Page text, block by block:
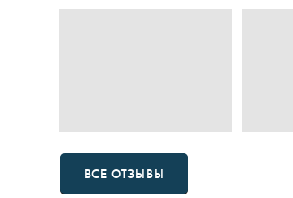
ВСЕ ОТЗЫВЫ